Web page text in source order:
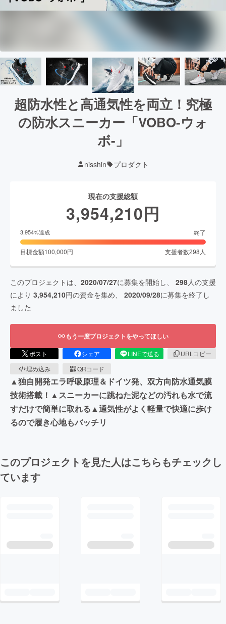
超防水性と高通気性を両立！究極
の防水スニーカー「VOBO-ウォ
ボ-」
nisshin プロダクト
現在の支援総額
3,954,210円
3,954%達成 終了
目標金額100,000円 支援者数298 人
このプロジェクトは、 2020/07/27に募集を開始し、 298人の支援
により 3,954,210円の資金を集め、 2020/09/28に募集を終了し
ました
もう一度プロジェクトをやってほしい
ポスト シェア LINEで送る
URLコピー
埋め込み
QRコード
▲独自開発エラ呼吸原理＆ドイツ発、双方向防水通気膜
技術搭載！▲スニーカーに跳ねた泥などの汚れも水で流
すだけで簡単に取れる▲通気性がよく軽量で快適に歩け
るので履き心地もバッチリ
このプロジェクトを見た人はこちらもチェックし
ています